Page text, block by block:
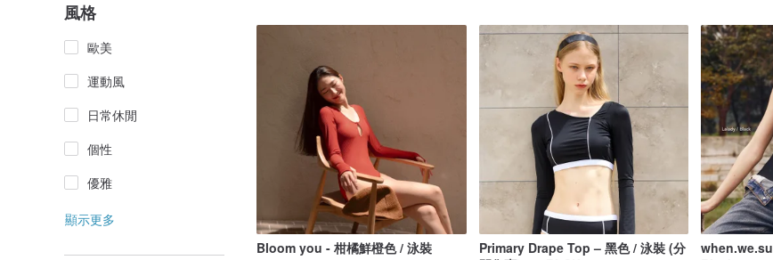
風格
歐美
運動風
日常休閒
個性
優雅
顯示更多
Bloom you - 柑橘鮮橙色 / 泳裝
Primary Drape Top – 黑色 / 泳裝 (分